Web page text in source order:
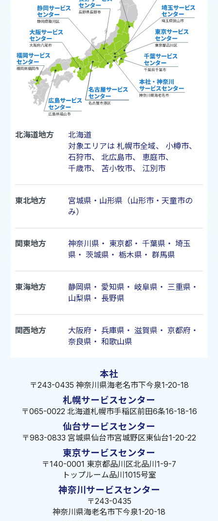
北海道地方
北海道
対象エリアは 札幌市全域、 小樽市、
石狩市、 北広島市、 恵庭市、
千歳市、 苫小牧市、 江別市
東北地方
宮城県・山形県（山形市・天童市の
み）
関東地方 神奈川県 ・ 東京都・ 千葉県 ・ 埼玉
県 ・ 茨城県 ・ 栃木県 ・ 群馬県
東海地方 静岡県 ・ 愛知県 ・ 岐阜県 ・ 三重県 ・
山梨県 ・ 長野県
関西地方 大阪府 ・ 兵庫県 ・ 滋賀県 ・ 京都府 ・
奈良県 ・ 和歌山県
本社
〒243-0435 神奈川県海老名市下今泉1-20-18
札幌サービスセンター
〒065-0022 北海道札幌市手稲区前田6条16-18-16
仙台サービスセンター
〒983-0833 宮城県仙台市宮城野区東仙台1-20-22
東京サービスセンター
〒140-0001 東京都品川区北品川1-9-7
トップルーム品川1015号室
神奈川サービスセンター
〒243-0435
神奈川県海老名市下今泉1-20-18